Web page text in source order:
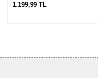
1.199,99 TL